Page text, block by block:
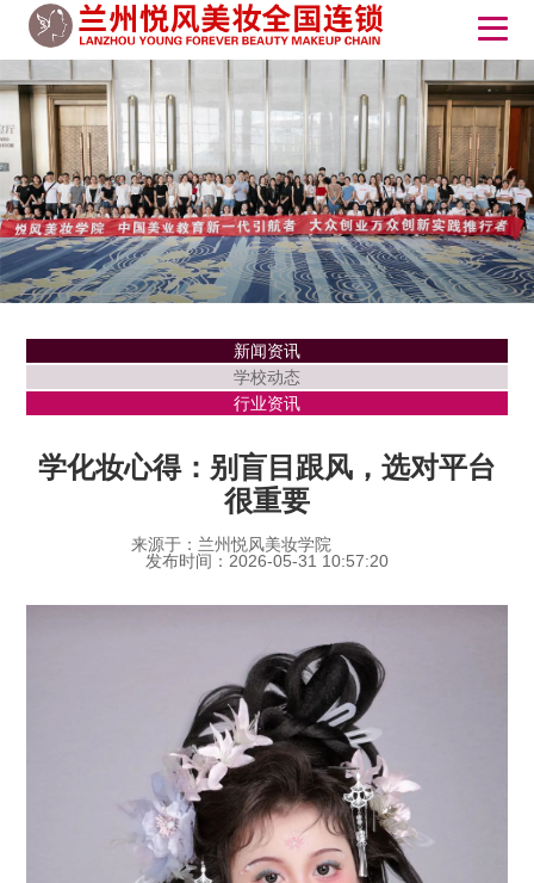
新闻资讯
学校动态
行业资讯
学化妆心得：别盲目跟风，选对平台
很重要
来源于：兰州悦风美妆学院
发布时间：2026-05-31 10:57:20